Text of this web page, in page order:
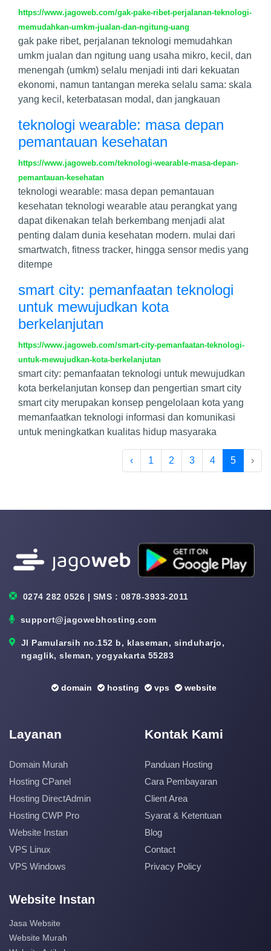
https://www.jagoweb.com/gak-pake-ribet-perjalanan-teknologi-
memudahkan-umkm-jualan-dan-ngitung-uang
gak pake ribet, perjalanan teknologi memudahkan
umkm jualan dan ngitung uang usaha mikro, kecil, dan
menengah (umkm) selalu menjadi inti dari kekuatan
ekonomi, namun tantangan mereka selalu sama: skala
yang kecil, keterbatasan modal, dan jangkauan
teknologi wearable: masa depan
pemantauan kesehatan
https://www.jagoweb.com/teknologi-wearable-masa-depan-
pemantauan-kesehatan
teknologi wearable: masa depan pemantauan
kesehatan teknologi wearable atau perangkat yang
dapat dikenakan telah berkembang menjadi alat
penting dalam dunia kesehatan modern. mulai dari
smartwatch, fitness tracker, hingga sensor medis yang
ditempe
smart city: pemanfaatan teknologi
untuk mewujudkan kota
berkelanjutan
https://www.jagoweb.com/smart-city-pemanfaatan-teknologi-
untuk-mewujudkan-kota-berkelanjutan
smart city: pemanfaatan teknologi untuk mewujudkan
kota berkelanjutan konsep dan pengertian smart city
smart city merupakan konsep pengelolaan kota yang
memanfaatkan teknologi informasi dan komunikasi
untuk meningkatkan kualitas hidup masyaraka
‹ 1 2 3 4 5 ›
0274 282 0526 | SMS : 0878-3933-2011
support@jagowebhosting.com
Jl Pamularsih no.152 b, klaseman, sinduharjo,
ngaglik, sleman, yogyakarta 55283
domain hosting vps website
Layanan
Domain Murah
Hosting CPanel
Hosting DirectAdmin
Hosting CWP Pro
Website Instan
VPS Linux
VPS Windows
Kontak Kami
Panduan Hosting
Cara Pembayaran
Client Area
Syarat & Ketentuan
Blog
Contact
Privacy Policy
Website Instan
Jasa Website
Website Murah